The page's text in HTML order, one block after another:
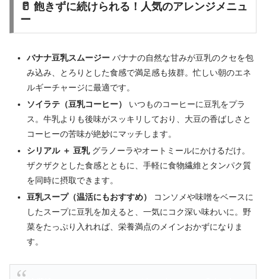
🥛 飽きずに続けられる！人気のアレンジメニュ
ー
バナナ豆乳スムージーバナナの自然な甘みが豆乳のクセを包
み込み、とろりとした食感で満足感も抜群。忙しい朝のエネ
ルギーチャージに最適です。
ソイラテ（豆乳コーヒー）
いつものコーヒーに豆乳をプラ
ス。牛乳よりも後味がスッキリしており、大豆の香ばしさと
コーヒーの苦味が絶妙にマッチします。
シリアル ＋ 豆乳グラノーラやオートミールにかけるだけ。
ザクザクとした食感とともに、手軽に食物繊維とタンパク質
を同時に摂取できます。
豆乳スープ（温活にもおすすめ）
コンソメや味噌をベースに
したスープに豆乳を加えると、一気にコク深い味わいに。野
菜をたっぷり入れれば、栄養満点のメインおかずになりま
す。